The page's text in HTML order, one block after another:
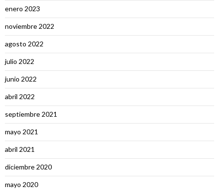
enero 2023
noviembre 2022
agosto 2022
julio 2022
junio 2022
abril 2022
septiembre 2021
mayo 2021
abril 2021
diciembre 2020
mayo 2020